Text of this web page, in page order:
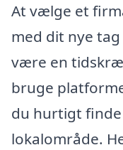
At vælge et
med dit nye
være en
bruge
du hurtigt
lokalområde.